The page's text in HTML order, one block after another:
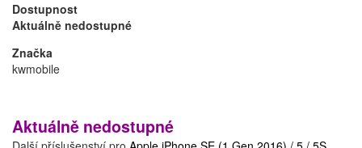
Dostupnost
Aktuálně nedostupné
Značka
kwmobile
Aktuálně nedostupné